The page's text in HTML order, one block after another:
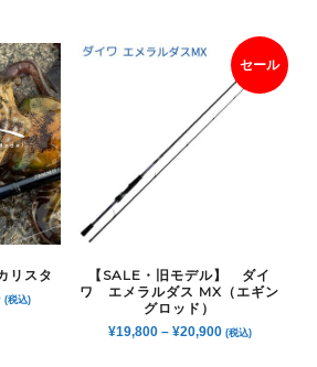
リスタ
(税込)
セール
【SALE・旧モデル】 ダイ
ワ エメラルダス MX（エギン
グロッド）
¥19,800– ¥20,900 (税込)